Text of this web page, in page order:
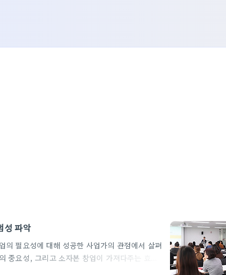
성 파악
필요성에 대해 성공한 사업가의 관점에서 살펴
중요성, 그리고 소자본 창업이 가져다주는 효과